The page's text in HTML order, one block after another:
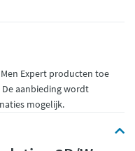
Men Expert producten toe
aanbieding wordt
mogelijk.